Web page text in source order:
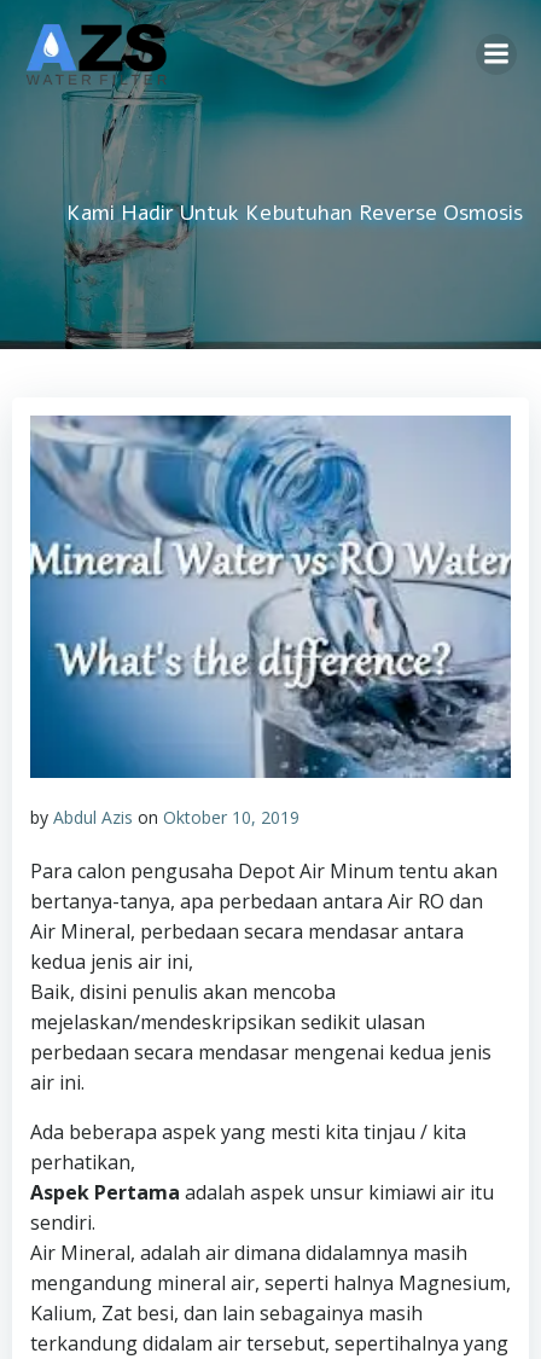
Skip
to
content
Kami Hadir Untuk Kebutuhan Reverse Osmosis
by Abdul Azis on Oktober 10, 2019
Para calon pengusaha Depot Air Minum tentu akan
bertanya-tanya, apa perbedaan antara Air RO dan
Air Mineral, perbedaan secara mendasar antara
kedua jenis air ini,
Baik, disini penulis akan mencoba
mejelaskan/mendeskripsikan sedikit ulasan
perbedaan secara mendasar mengenai kedua jenis
air ini.
Ada beberapa aspek yang mesti kita tinjau / kita
perhatikan,
Aspek Pertama adalah aspek unsur kimiawi air itu
sendiri.
Air Mineral, adalah air dimana didalamnya masih
mengandung mineral air, seperti halnya Magnesium,
Kalium, Zat besi, dan lain sebagainya masih
terkandung didalam air tersebut, sepertihalnya yang